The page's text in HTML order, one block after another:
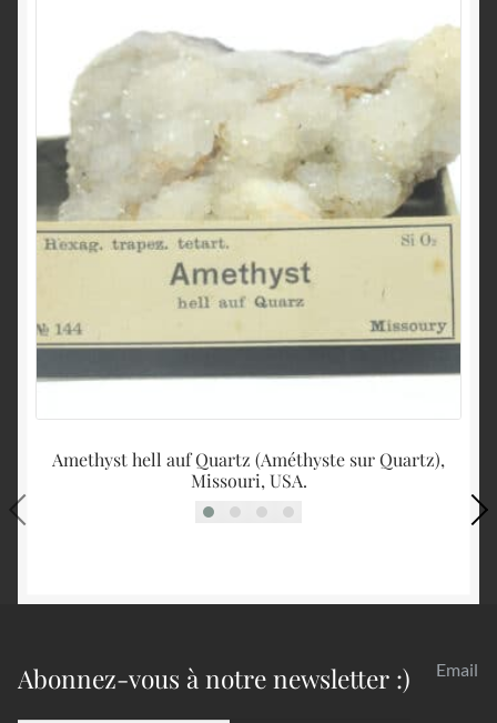
Amethyst hell auf Quartz (Améthyste sur Quartz),
Missouri, USA.
Abonnez-vous à notre newsletter :) Email